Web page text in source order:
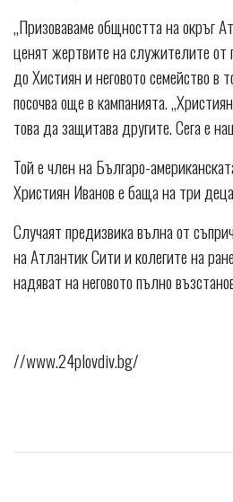
„Призоваваме общността на окръг
ценят жертвите на служителите от
до Хистиян и неговото семейство в
посочва още в кампанията.
това да защитава другите. Сега е
Той е член на Българо-
Християн Иванов е баща на три
Случаят предизвика вълна от
на Атлантик Сити и колегите на
надяват на неговото пълно
//www.24plovdiv.bg/